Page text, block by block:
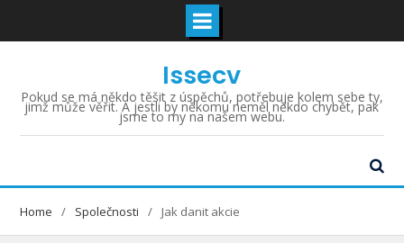
content
Issecv
Pokud se má někdo těšit z úspěchů, potřebuje kolem sebe ty,
jimž může věřit. A jestli by někomu neměl někdo chybět, pak
jsme to my na našem webu.
Home Společnosti Jak danit akcie